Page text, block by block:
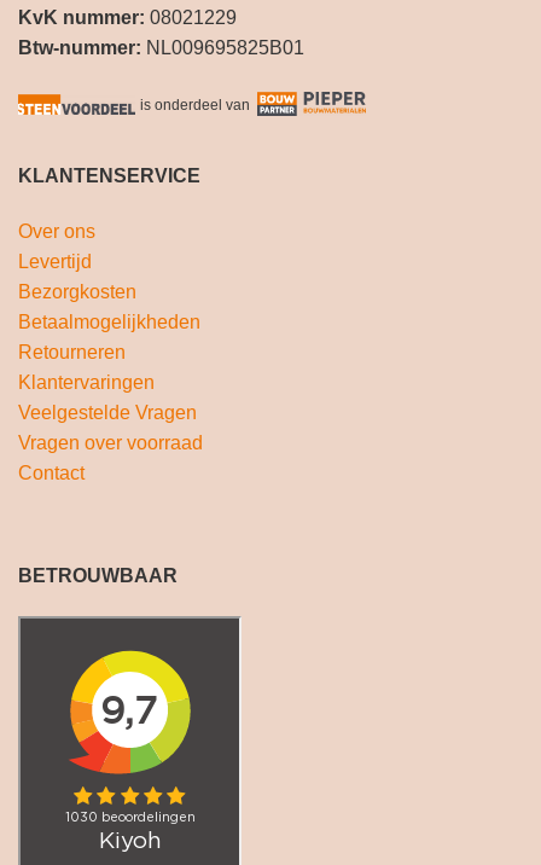
KvK nummer: 08021229
Btw-nummer: NL009695825B01
is onderdeel van
KLANTENSERVICE
Over ons
Levertijd
Bezorgkosten
Betaalmogelijkheden
Retourneren
Klantervaringen
Veelgestelde Vragen
Vragen over voorraad
Contact
BETROUWBAAR